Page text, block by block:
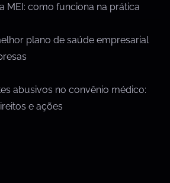
MEI: como funciona na prática
plano de saúde empresarial
abusivos no convênio médico:
e ações